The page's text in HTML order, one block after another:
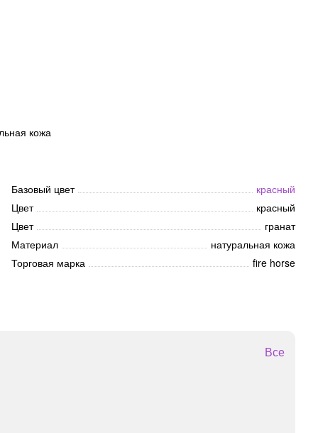
кожа
Базовый цвет
красный
Цвет
красный
Цвет
гранат
Материал
натуральная кожа
Торговая марка
fire horse
Все